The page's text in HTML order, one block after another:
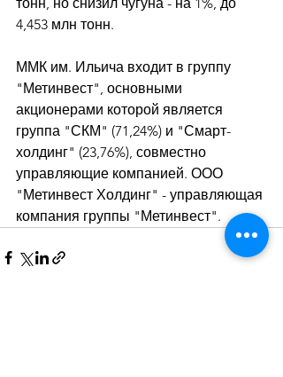
4,453 млн тонн.
ММК им. Ильича входит в группу
"Метинвест", основными
акционерами которой является
группа "СКМ" (71,24%) и "Смарт-
холдинг" (23,76%), совместно
управляющие компанией. ООО
"Метинвест Холдинг" - управляющая
компания группы "Метинвест".